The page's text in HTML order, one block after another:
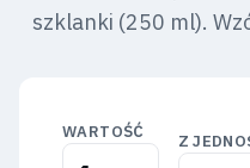
szklanki (250 ml).
WARTOŚĆ
Z